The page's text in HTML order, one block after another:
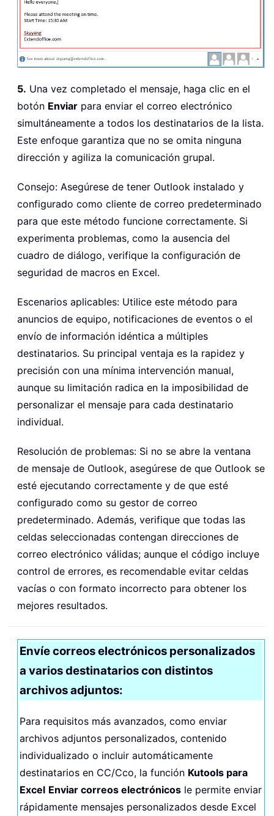
5. Una vez completado el mensaje, haga clic en el
botón Enviar para enviar el correo electrónico
simultáneamente a todos los destinatarios de la lista.
Este enfoque garantiza que no se omita ninguna
dirección y agiliza la comunicación grupal.
Consejo: Asegúrese de tener Outlook instalado y
configurado como cliente de correo predeterminado
para que este método funcione correctamente. Si
experimenta problemas, como la ausencia del
cuadro de diálogo, verifique la configuración de
seguridad de macros en Excel.
Escenarios aplicables: Utilice este método para
anuncios de equipo, notificaciones de eventos o el
envío de información idéntica a múltiples
destinatarios. Su principal ventaja es la rapidez y
precisión con una mínima intervención manual,
aunque su limitación radica en la imposibilidad de
personalizar el mensaje para cada destinatario
individual.
Resolución de problemas: Si no se abre la ventana
de mensaje de Outlook, asegúrese de que Outlook se
esté ejecutando correctamente y de que esté
configurado como su gestor de correo
predeterminado. Además, verifique que todas las
celdas seleccionadas contengan direcciones de
correo electrónico válidas; aunque el código incluye
control de errores, es recomendable evitar celdas
vacías o con formato incorrecto para obtener los
mejores resultados.
Envíe correos electrónicos personalizados
a varios destinatarios con distintos
archivos adjuntos:
Para requisitos más avanzados, como enviar
archivos adjuntos personalizados, contenido
individualizado o incluir automáticamente
destinatarios en CC/Cco, la función Kutools para
Excel Enviar correos electrónicos le permite enviar
rápidamente mensajes personalizados desde Excel